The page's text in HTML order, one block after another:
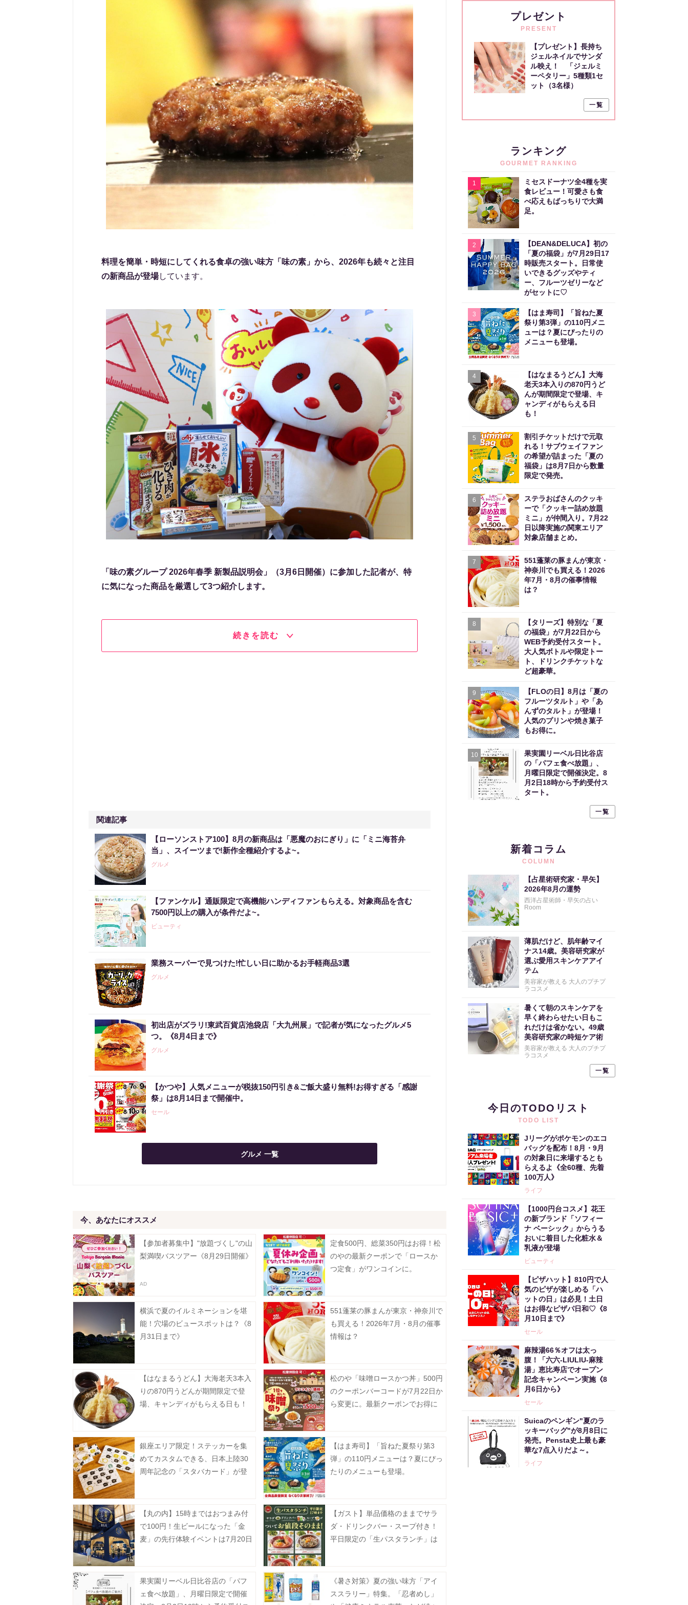
料理を簡単・時短にしてくれる食卓の強い味方「味の素」から、2026年も続々と注目
の新商品が登場しています。
「味の素グループ 2026年春季 新製品説明会」（3月6日開催）に参加した記者が、特
に気になった商品を厳選して3つ紹介します。
続きを読む
関連記事
【ローソンストア100】8月の新商品は「悪魔のおにぎり」に「ミニ海苔弁
当」、スイーツまで!新作全種紹介するよ~。
グルメ
【ファンケル】通販限定で高機能ハンディファンもらえる。対象商品を含む
7500円以上の購入が条件だよ~。
ビューティ
業務スーパーで見つけた!忙しい日に助かるお手軽商品3選
グルメ
初出店がズラリ!東武百貨店池袋店「大九州展」で記者が気になったグルメ5
つ。《8月4日まで》
グルメ
【かつや】人気メニューが税抜150円引き&ご飯大盛り無料!お得すぎる「感謝
祭」は8月14日まで開催中。
セール
グルメ 一覧
今、あなたにオススメ
【参加者募集中】"放題づくし"の山
梨満喫バスツアー《8月29日開催》
定食500円、総菜350円はお得！松
のやの最新クーポンで「ロースか
つ定食」がワンコインに。
横浜で夏のイルミネーションを堪
能！穴場のビュースポットは？《8
月31日まで》
551蓬莱の豚まんが東京・神奈川で
も買える！2026年7月・8月の催事
情報は？
【はなまるうどん】大海老天3本入
りの870円うどんが期間限定で登
場、キャンディがもらえる日も！
松のや「味噌ロースかつ丼」500円
のクーポンバーコードが7月22日か
ら変更に。最新クーポンでお得に
銀座エリア限定！ステッカーを集
めてカスタムできる、日本上陸30
周年記念の「スタバカード」が登
【はま寿司】「旨ねた夏祭り第3
弾」の110円メニューは？夏にぴっ
たりのメニューも登場。
【丸の内】15時まではおつまみ付
で100円！生ビールになった「金
麦」の先行体験イベントは7月20日
【ガスト】単品価格のままでサラ
ダ・ドリンクバー・スープ付き！
平日限定の「生パスタランチ」は
果実園リーベル日比谷店の「パフ
ェ食べ放題」、月曜日限定で開催
《暑さ対策》夏の強い味方「アイ
ススラリー」特集。「忍者めし」
プレゼント
PRESENT
【プレゼント】長持ち
ジェルネイルでサンダ
ル映え！ 「ジェルミ
ーペタリー」5種類1セ
ット（3名様）
一覧
ランキング
GOURMET RANKING
1
ミセスドーナツ全4種を実
食レビュー！可愛さも食
べ応えもばっちりで大満
足。
2
【DEAN&DELUCA】初の
「夏の福袋」が7月29日17
時販売スタート。日常使
いできるグッズやティ
ー、フルーツゼリーなど
がセットに♡
3
【はま寿司】「旨ねた夏
祭り第3弾」の110円メニ
ューは？夏にぴったりの
メニューも登場。
4
【はなまるうどん】大海
老天3本入りの870円うど
んが期間限定で登場、キ
ャンディがもらえる日
も！
5
割引チケットだけで元取
れる！サブウェイファン
の希望が詰まった「夏の
福袋」は8月7日から数量
限定で発売。
6
ステラおばさんのクッキ
ーで「クッキー詰め放題
ミニ」が仲間入り。7月22
日以降実施の関東エリア
対象店舗まとめ。
7
551蓬莱の豚まんが東京・
神奈川でも買える！2026
年7月・8月の催事情報
は？
8
【タリーズ】特別な「夏
の福袋」が7月22日から
WEB予約受付スタート。
大人気ボトルや限定トー
ト、ドリンクチケットな
ど超豪華。
9
【FLOの日】8月は「夏の
フルーツタルト」や「あ
んずのタルト」が登場！
人気のプリンや焼き菓子
もお得に。
10
果実園リーベル日比谷店
の「パフェ食べ放題」、
月曜日限定で開催決定。8
月2日18時から予約受付ス
タート。
一覧
新着コラム
COLUMN
【占星術研究家・早矢】
2026年8月の運勢
西洋占星術師・早矢の占い
Room
薄肌だけど、肌年齢マイ
ナス14歳。美容研究家が
選ぶ愛用スキンケアアイ
テム
美容家が教える 大人のプチプ
ラコスメ
暑くて朝のスキンケアを
早く終わらせたい日もこ
れだけは省かない。49歳
美容研究家の時短ケア術
美容家が教える 大人のプチプ
ラコスメ
一覧
今日のTODOリスト
TODO LIST
Jリーグがポケモンのエコ
バッグを配布！8月・9月
の対象日に来場するとも
らえるよ《全60種、先着
100万人》
ライフ
【1000円台コスメ】花王
の新ブランド「ソフィー
ナ ベーシック」からうる
おいに着目した化粧水＆
乳液が登場
ビューティ
【ピザハット】810円で人
気のピザが楽しめる「ハ
ットの日」は必見！土日
はお得なピザパ日和♡《8
月10日まで》
セール
麻辣湯66％オフは太っ
腹！「六六-LIULIU-麻辣
湯」恵比寿店でオープン
記念キャンペーン実施《8
月6日から》
セール
Suicaのペンギン"夏のラ
ッキーバッグ"が8月8日に
発売。Pensta史上最も豪
華な7点入りだよ～。
ライフ